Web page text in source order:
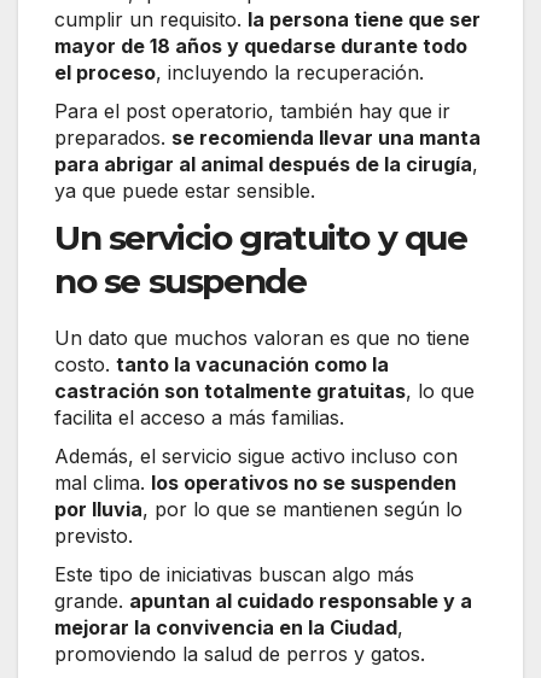
cumplir un requisito. la persona tiene que ser
mayor de 18 años y quedarse durante todo
el proceso, incluyendo la recuperación.
Para el post operatorio, también hay que ir
preparados. se recomienda llevar una manta
para abrigar al animal después de la cirugía,
ya que puede estar sensible.
Un servicio gratuito y que
no se suspende
Un dato que muchos valoran es que no tiene
costo. tanto la vacunación como la
castración son totalmente gratuitas, lo que
facilita el acceso a más familias.
Además, el servicio sigue activo incluso con
mal clima. los operativos no se suspenden
por lluvia, por lo que se mantienen según lo
previsto.
Este tipo de iniciativas buscan algo más
grande. apuntan al cuidado responsable y a
mejorar la convivencia en la Ciudad,
promoviendo la salud de perros y gatos.